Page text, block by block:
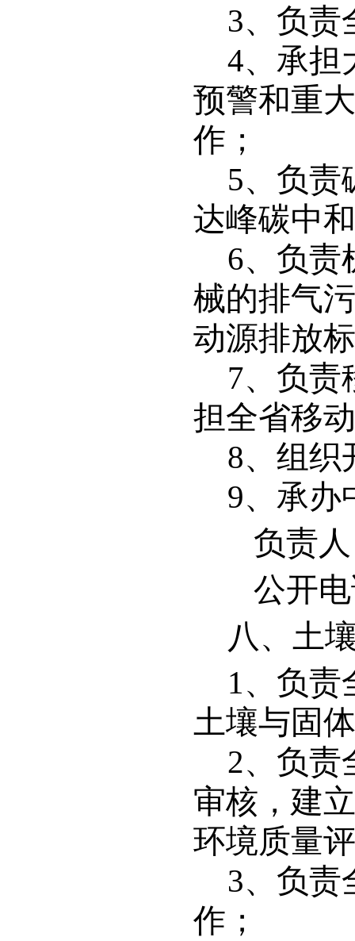
3、负责
4、承担
预警和重
作；
5、负责
达峰碳中
6、负责
械的排气
动源排放
7、负责
担全省移
8、组织
9、承办
负责
公开电
八、 土
1、负责
土壤与固
2、负责
审核，建
环境质量
3、负责
作；